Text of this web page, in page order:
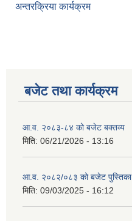
अन्तरक्रिया कार्यक्रम
बजेट तथा कार्यक्रम
आ.व. २०८३-८४ को बजेट बक्तव्य
मिति: 06/21/2026 - 13:16
आ.व. २०८२/०८३ को बजेट पुस्तिका
मिति: 09/03/2025 - 16:12